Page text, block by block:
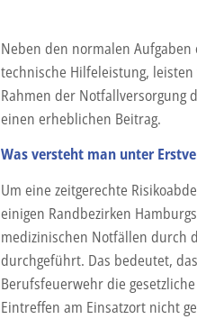
Neben den normalen
technische Hilfeleistung,
Rahmen der Notfallversorgung
einen erheblichen Beitrag.
Was versteht man unter
Um eine zeitgerechte
einigen Randbezirken
medizinischen Notfällen durch
durchgeführt. Das bedeutet,
Berufsfeuerwehr die
Eintreffen am Einsatzort nicht